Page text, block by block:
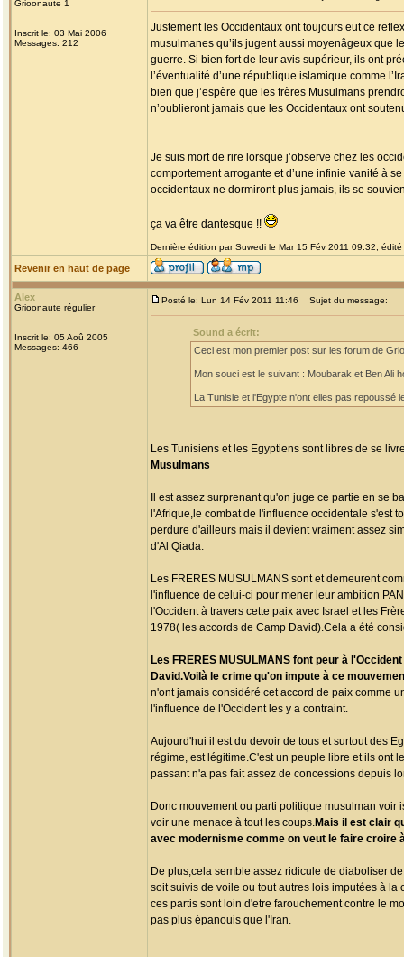
Grioonaute 1
Inscrit le: 03 Mai 2006
Messages: 212
Justement les Occidentaux ont toujours eut ce
musulmanes qu’ils jugent aussi moyenâgeux que
guerre. Si bien fort de leur avis supérieur, ils ont
l’éventualité d’une république islamique comme
bien que j’espère que les frères Musulmans
n’oublieront jamais que les Occidentaux ont
Je suis mort de rire lorsque j’observe chez les
comportement arrogante et d’une infinie vanité à
occidentaux ne dormiront plus jamais, ils se
ça va être dantesque !!
Dernière édition par Suwedi le Mar 15 Fév 2011 09:32;
Revenir en haut de page
Alex
Grioonaute régulier
Inscrit le: 05 Aoû 2005
Messages: 466
Posté le: Lun 14 Fév 2011 11:46 Sujet du message:
Sound a écrit:
Ceci est mon premier post sur les forum de
Mon souci est le suivant : Moubarak et Ben Ali
La Tunisie et l'Egypte n'ont elles pas repoussé
Les Tunisiens et les Egyptiens sont libres de se
Musulmans
Il est assez surprenant qu'on juge ce partie en se
l'Afrique,le combat de l'influence occidentale s'est
perdure d'ailleurs mais il devient vraiment assez
d'Al Qiada.
Les FRERES MUSULMANS sont et demeurent
l'influence de celui-ci pour mener leur ambition
l'Occident à travers cette paix avec Israel et les
1978( les accords de Camp David).Cela a été
Les FRERES MUSULMANS font peur à
David.Voilà le crime qu'on impute à ce
n'ont jamais considéré cet accord de paix comme
l'influence de l'Occident les y a contraint.
Aujourd'hui il est du devoir de tous et surtout des
régime, est légitime.C'est un peuple libre et ils ont
passant n'a pas fait assez de concessions depuis
Donc mouvement ou parti politique musulman voir
voir une menace à tout les coups.Mais il est clair
avec modernisme comme on veut le faire croire
De plus,cela semble assez ridicule de diaboliser
soit suivis de voile ou tout autres lois imputées à
ces partis sont loin d'etre farouchement contre le
pas plus épanouis que l'Iran.